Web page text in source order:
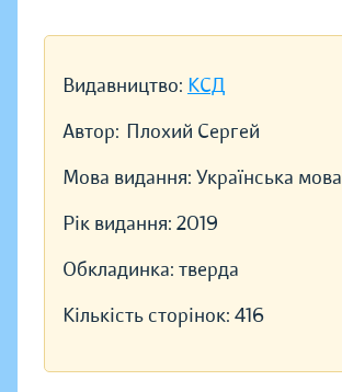
Видавництво: КСД
Автор: Плохий Сергей
Мова видання: Українська мова
Рік видання: 2019
Обкладинка: тверда
Кількість сторінок: 416